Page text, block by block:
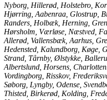
Nyborg, Hillerød, Holstebro,
Hjørring, Aabenraa, Glostrup,
Randers, Holbæk, Herning,
Hørsholm, Værløse, Næstved,
Allerød, Vallensbæk, Aarhus,
Hedensted, Kalundborg, Køge,
Strand, Tårnby, Ølstykke,
Albertslund, Horsens,
Vordingborg, Risskov,
Søborg, Lyngby, Odense,
Thisted, Birkerød, Kolding,